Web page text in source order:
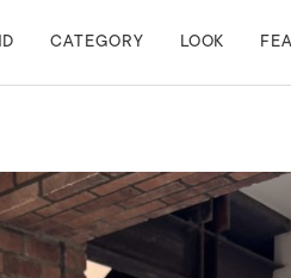
CATEGORY LOOK